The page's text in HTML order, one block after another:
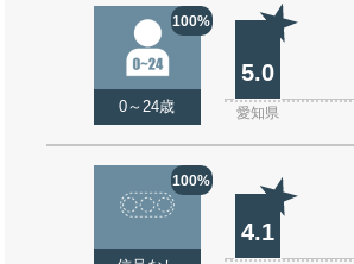
100%
0～24歳
5.0
愛知県
100%
4.1